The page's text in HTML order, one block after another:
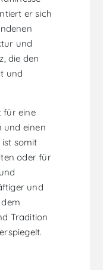
er sich
und
die den
und
für eine
und einen
somit
oder für
und
Tradition